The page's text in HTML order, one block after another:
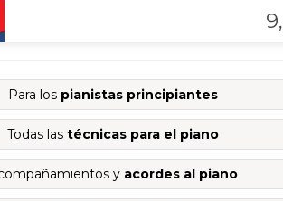
9,
Para los pianistas principiantes
Todas las técnicas para el piano
y acordes al piano